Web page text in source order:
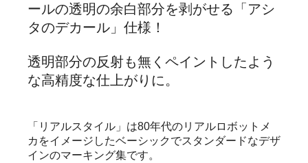
ールの透明の余白部分を剥がせる「アシ
タのデカール」仕様！
透明部分の反射も無くペイントしたよう
な高精度な仕上がりに。
「リアルスタイル」は80年代のリアルロボットメ
カをイメージしたベーシックでスタンダードなデザ
インのマーキング集です。